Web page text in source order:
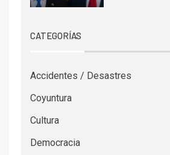
CATEGORÍAS
Accidentes / Desastres
Coyuntura
Cultura
Democracia